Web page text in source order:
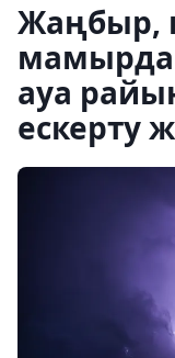
Жаңбыр,
мамырда
ауа
ескерту